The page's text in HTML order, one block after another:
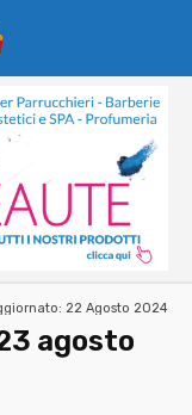
22 Agosto 2024
agosto